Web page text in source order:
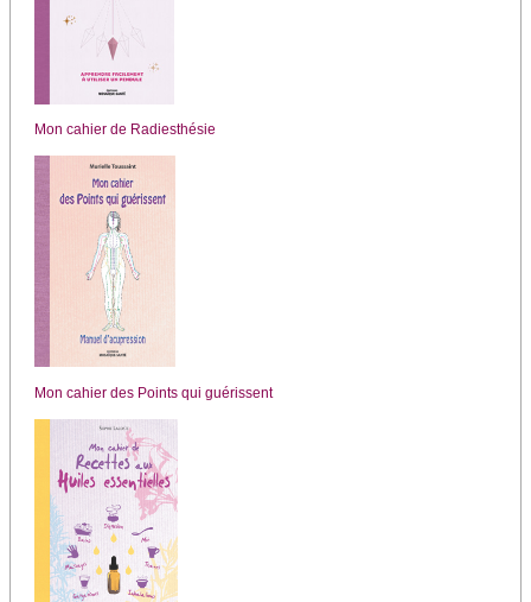
Mon cahier de Radiesthésie
Mon cahier des Points qui guérissent